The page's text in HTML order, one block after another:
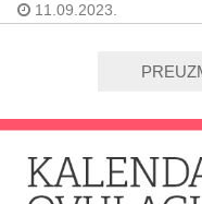
11.09.2023.